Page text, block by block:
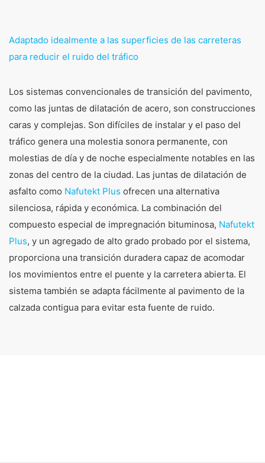
Adaptado idealmente a las superficies de las carreteras
para reducir el ruido del tráfico
Los sistemas convencionales de transición del pavimento,
como las juntas de dilatación de acero, son construcciones
caras y complejas. Son difíciles de instalar y el paso del
tráfico genera una molestia sonora permanente, con
molestias de día y de noche especialmente notables en las
zonas del centro de la ciudad. Las juntas de dilatación de
asfalto como Nafutekt Plus ofrecen una alternativa
silenciosa, rápida y económica. La combinación del
compuesto especial de impregnación bituminosa, Nafutekt
Plus, y un agregado de alto grado probado por el sistema,
proporciona una transición duradera capaz de acomodar
los movimientos entre el puente y la carretera abierta. El
sistema también se adapta fácilmente al pavimento de la
calzada contigua para evitar esta fuente de ruido.